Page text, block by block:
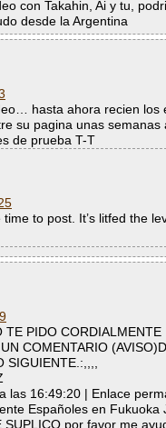
con Takahin, Ai y tu,
desde la Argentina
hasta ahora recien los
su pagina unas
de prueba T-T
to post. It’s litfed the
TE PIDO CORDIALMENTE
COMENTARIO
SIGUIENTE.:,,,,
las 16:49:20 | Enlace
Españoles en Fukuoka
por favor me